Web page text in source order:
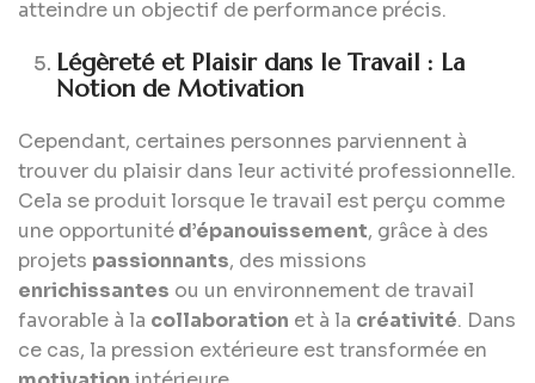
atteindre un objectif de performance précis.
Légèreté et Plaisir dans le Travail : La
Notion de Motivation
Cependant, certaines personnes parviennent à
trouver du plaisir dans leur activité professionnelle.
Cela se produit lorsque le travail est perçu comme
une opportunitéd’épanouissement, grâce à des
projets passionnants, des missions
enrichissantes ou un environnement de travail
favorable à la collaboration et à la créativité. Dans
ce cas, la pression extérieure est transformée en